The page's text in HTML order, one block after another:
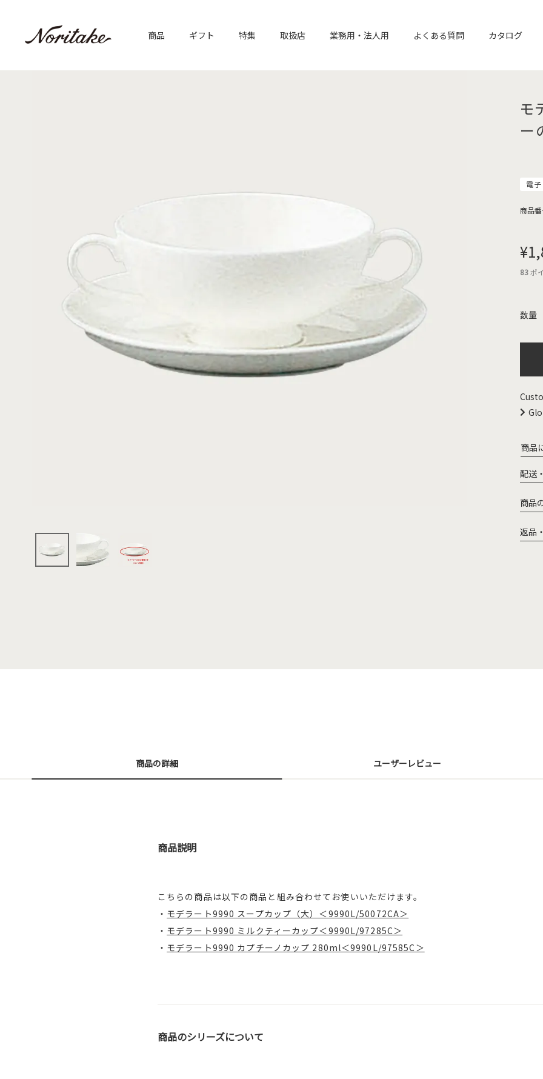
商品 ギフト 特集 取扱店 業務用・法人用 よくある質問 カタログ
モ
ー
電
商品
¥
83ポ
商品
配送
商品
返品
商品の詳細 ユーザーレビュー
商品説明
こちらの商品は以下の商品と組み合わせてお使いいただけます。
・ モデラート9990 スープカップ（大）＜9990L/50072CA＞
・ モデラート9990 ミルクティーカップ＜9990L/97285C＞
・ モデラート9990 カプチーノカップ 280ml＜9990L/97585C＞
商品のシリーズについて